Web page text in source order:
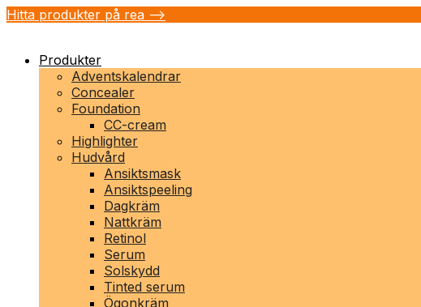
Hitta produkter på rea -->
Produkter
Adventskalendrar
Concealer
Foundation
CC-cream
Highlighter
Hudvård
Ansiktsmask
Ansiktspeeling
Dagkräm
Nattkräm
Retinol
Serum
Solskydd
Tinted serum
Ögonkräm